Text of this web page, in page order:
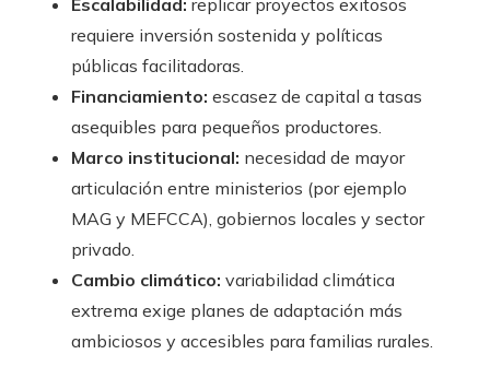
requiere inversión sostenida y políticas
públicas facilitadoras.
Financiamiento: escasez de capital a tasas
asequibles para pequeños productores.
Marco institucional: necesidad de mayor
articulación entre ministerios (por ejemplo
MAG y MEFCCA), gobiernos locales y sector
privado.
Cambio climático: variabilidad climática
extrema exige planes de adaptación más
ambiciosos y accesibles para familias rurales.